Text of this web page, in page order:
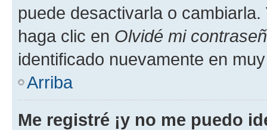
puede desactivarla o
haga clic en Olvidé mi
identificado nuevamente en
Arriba
Me registré ¡y no me puedo